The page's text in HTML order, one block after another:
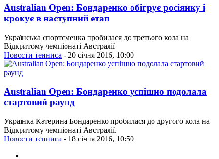
Australian Open: Бондаренко обігрує росіянку і
крокує в наступний етап
Українська спортсменка пробилася до третього кола на
Відкритому чемпіонаті Австралії
Новости тенниса - 20 січня 2016, 10:00
Australian Open: Бондаренко успішно подолала
стартовий раунд
Українка Катерина Бондаренко пробилася до другого кола на
Відкритому чемпіонаті Австралії.
Новости тенниса - 18 січня 2016, 10:50